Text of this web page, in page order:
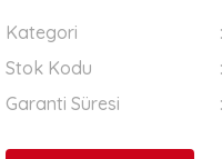
Kategori
Stok Kodu
Garanti Süresi